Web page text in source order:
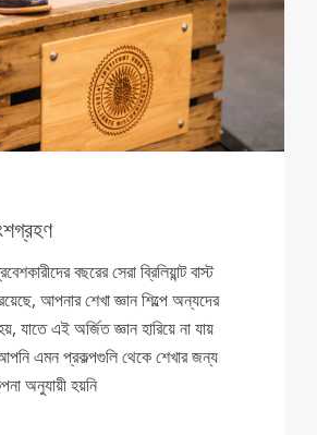
বছরের সেরা ব্রিলিয়ান্ট বাস্ট
আপনার শেখা জ্ঞান শিল্পে অন্যদের
যাতে এই অর্জিত জ্ঞান হারিয়ে না যায়
এমন প্রকল্পগুলি থেকে শেখার জন্য
অনুযায়ী হয়নি